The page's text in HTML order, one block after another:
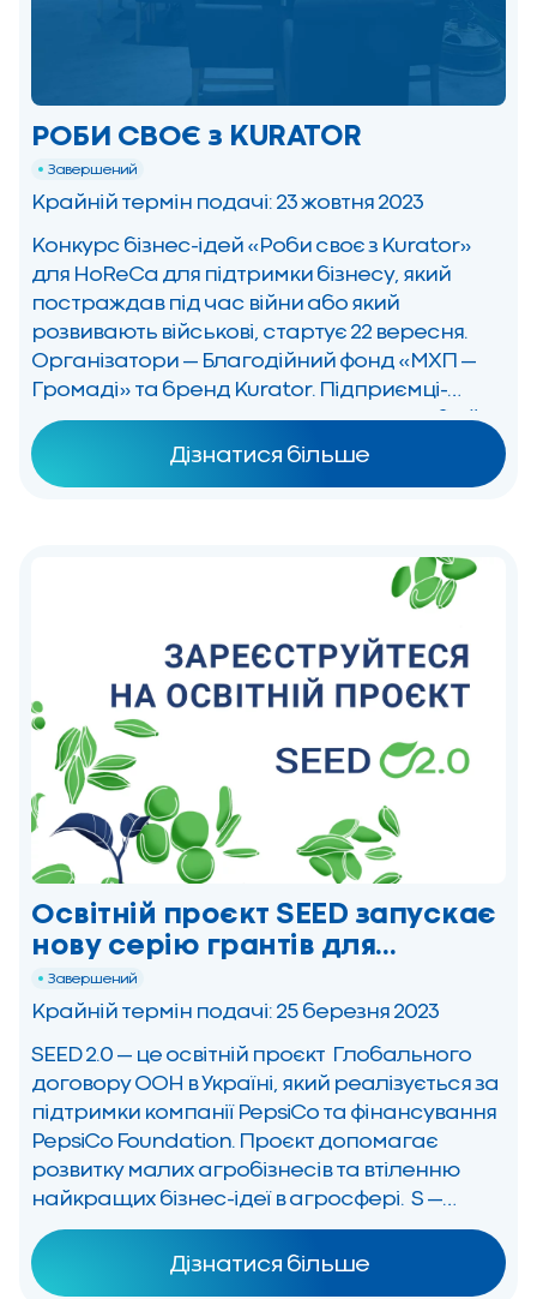
РОБИ СВОЄ з KURATOR
Завершений
Крайній термін подачі: 23 жовтня 2023
Конкурс бізнес-ідей «Роби своє з Kurator»
для HoReCa для підтримки бізнесу, який
постраждав під час війни або який
розвивають військові, стартує 22 вересня.
Організатори — Благодійний фонд «МХП —
Громаді» та бренд Kurator. Підприємці-
ветерани, внутрішньо переміщені особи й
бізнеси, які постраждали від російської
агресії, матимуть шанс отримати
Дізнатися більше
Освітній проєкт SEED запускає
нову серію грантів для
агропідприємців
Завершений
Крайній термін подачі: 25 березня 2023
SEED 2.0 — це освітній проєкт Глобального
договору ООН в Україні, який реалізується за
підтримки компанії PepsiCo та фінансування
PepsiCo Foundation. Проєкт допомагає
розвитку малих агробізнесів та втіленню
найкращих бізнес-ідеї в агросфері. S —
Sustainable / сталість E — Empowering / сила
E — Ethic / етика D — Diverse / різноманіття
Якщо ви маєте […]
Дізнатися більше